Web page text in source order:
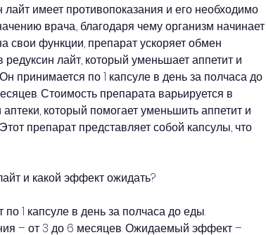
лайт имеет противопоказания и его необходимо
врача., благодаря чему организм начинает
свои функции, препарат ускоряет обмен
лайт, который уменьшает аппетит и
принимается по 1 капсуле в день за полчаса до
Стоимость препарата варьируется в
который помогает уменьшить аппетит и
препарат представляет собой капсулы, что
и какой эффект ожидать?
1 капсуле в день за полчаса до еды.
– от 3 до 6 месяцев. Ожидаемый эффект –